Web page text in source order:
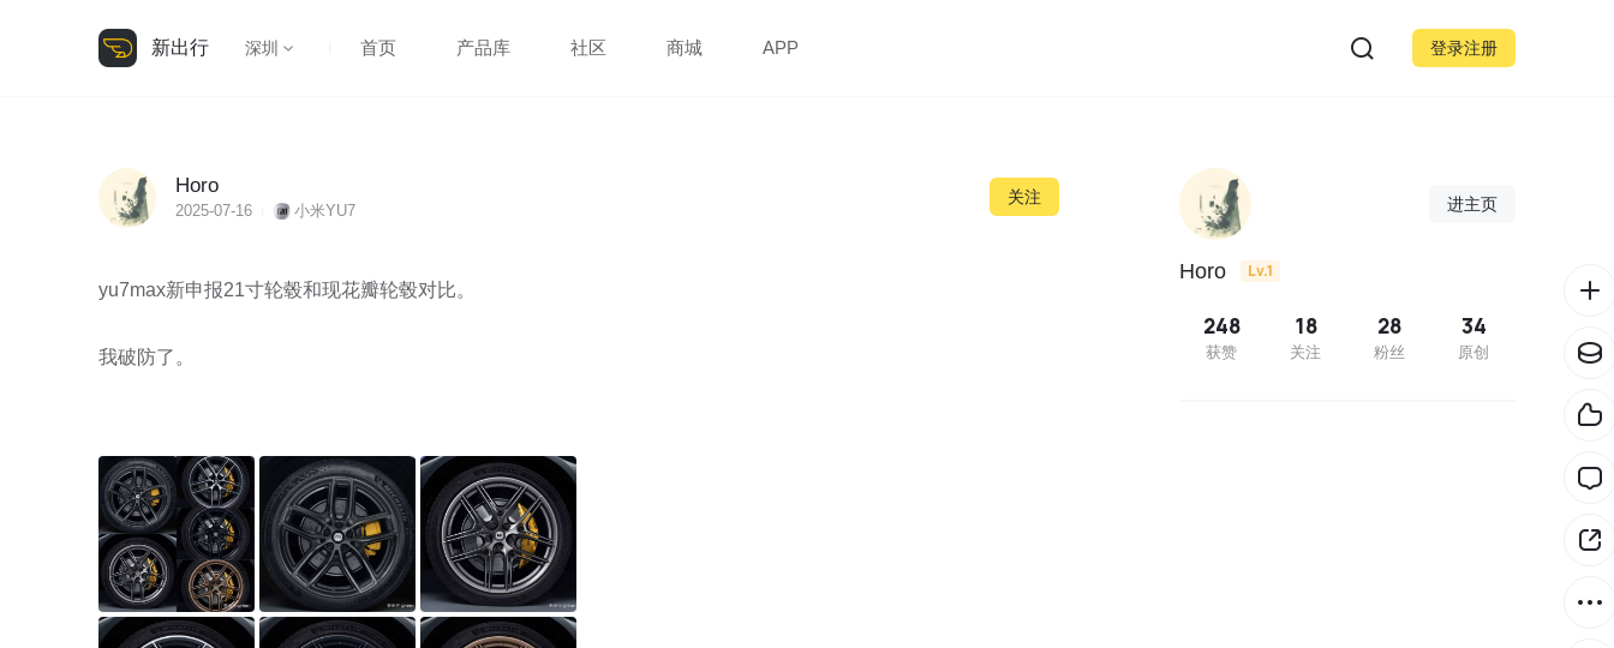
新出行 深圳 首页 产品库 社区 商城 APP 登录注册
Horo
2025-07-16 小米YU7
关注
yu7max新申报21寸轮毂和现花瓣轮毂对比。
我破防了。
进主页
Horo Lv.1
248
获赞
18
关注
28
粉丝
34
原创